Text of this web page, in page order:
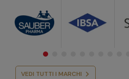
VEDI TUTTI I MARCHI